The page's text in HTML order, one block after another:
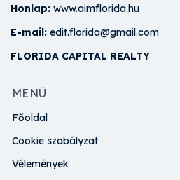
Honlap: www.aimflorida.hu
E-mail: edit.florida@gmail.com
FLORIDA CAPITAL REALTY
MENÜ
Főoldal
Cookie szabályzat
Vélemények